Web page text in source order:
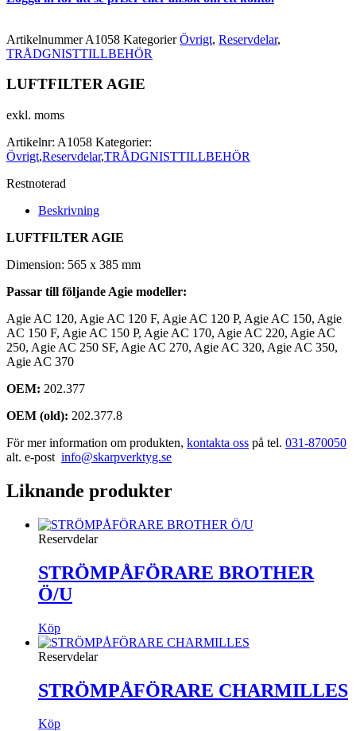
ArtikelnummerA1058 Kategorier Övrigt, Reservdelar,
TRÅDGNISTTILLBEHÖR
LUFTFILTER AGIE
exkl. moms
Artikelnr: A1058 Kategorier:
Övrigt,Reservdelar,TRÅDGNISTTILLBEHÖR
Restnoterad
Beskrivning
LUFTFILTER AGIE
Dimension: 565 x 385 mm
Passar till följande Agie modeller:
Agie AC 120, Agie AC 120 F, Agie AC 120 P, Agie AC 150, Agie
AC 150 F, Agie AC 150 P, Agie AC 170, Agie AC 220, Agie AC
250, Agie AC 250 SF, Agie AC 270, Agie AC 320, Agie AC 350,
Agie AC 370
OEM: 202.377
OEM (old): 202.377.8
För mer information om produkten, kontakta oss på tel. 031-870050
alt. e-post info@skarpverktyg.se
Liknande produkter
Reservdelar
STRÖMPÅFÖRARE BROTHER
Ö/U
Köp
Reservdelar
STRÖMPÅFÖRARE CHARMILLES
Köp